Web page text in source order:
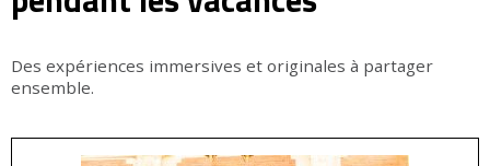
Des expériences immersives et originales à partager
ensemble.